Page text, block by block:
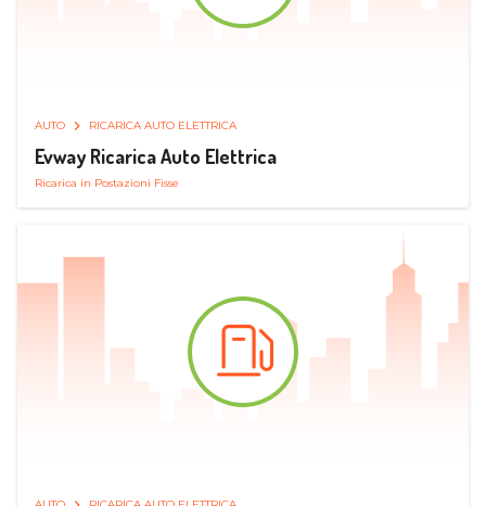
AUTO RICARICA AUTO ELETTRICA
Evway Ricarica Auto Elettrica
Ricarica in Postazioni Fisse